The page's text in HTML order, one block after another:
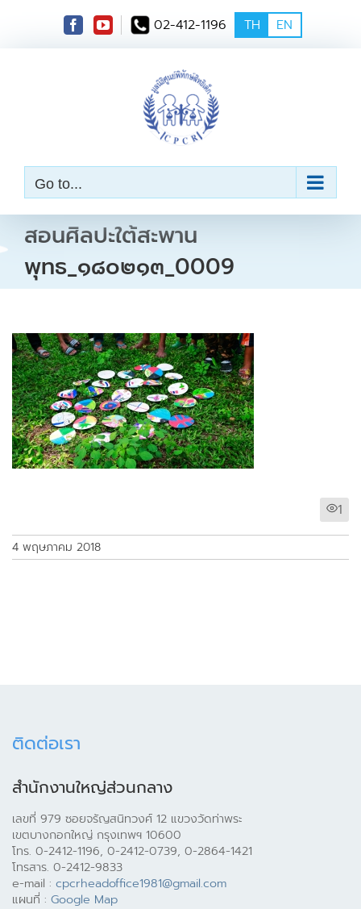
t
02-412-1196 TH EN
Go to...
สอนศิลปะใต้สะพาน
พุทธ_๑๘๐๒๑๓_0009
1
4 พฤษภาคม 2018
ติดต่อเรา
สำนักงานใหญ่ส่วนกลาง
เลขที่ 979 ซอยจรัญสนิทวงศ์ 12 แขวงวัดท่าพระ
เขตบางกอกใหญ่ กรุงเทพฯ 10600
โทร. 0-2412-1196, 0-2412-0739, 0-2864-1421
โทรสาร. 0-2412-9833
e-mail : cpcrheadoffice1981@gmail.com
แผนที่ : Google Map